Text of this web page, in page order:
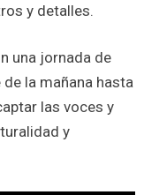
y detalles.
una jornada de
la mañana hasta
las voces y
y